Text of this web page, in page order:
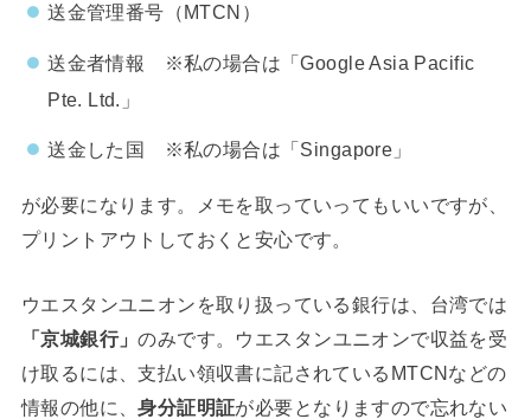
送金管理番号（MTCN）
送金者情報 ※私の場合は「Google Asia Pacific
Pte. Ltd.」
送金した国 ※私の場合は「Singapore」
が必要になります。メモを取っていってもいいですが、
プリントアウトしておくと安心です。
ウエスタンユニオンを取り扱っている銀行は、台湾では
「京城銀行」のみです。ウエスタンユニオンで収益を受
け取るには、支払い領収書に記されているMTCNなどの
情報の他に、身分証明証が必要となりますので忘れない